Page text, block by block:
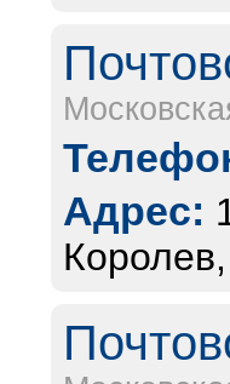
Адрес: